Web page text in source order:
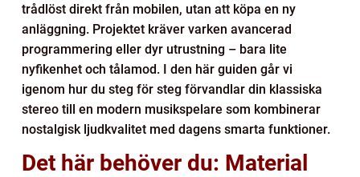
trådlöst direkt från mobilen, utan att köpa en ny
anläggning. Projektet kräver varken avancerad
programmering eller dyr utrustning – bara lite
nyfikenhet och tålamod. I den här guiden går vi
igenom hur du steg för steg förvandlar din klassiska
stereo till en modern musikspelare som kombinerar
nostalgisk ljudkvalitet med dagens smarta funktioner.
Det här behöver du: Material